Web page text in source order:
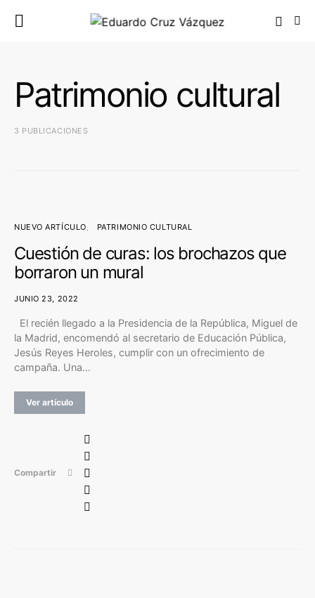
Patrimonio cultural
3 PUBLICACIONES
NUEVO ARTÍCULO PATRIMONIO CULTURAL
Cuestión de curas: los brochazos que
borraron un mural
JUNIO 23, 2022
El recién llegado a la Presidencia de la República, Miguel de
la Madrid, encomendó al secretario de Educación Pública,
Jesús Reyes Heroles, cumplir con un ofrecimiento de
campaña. Una…
Ver artículo
Compartir